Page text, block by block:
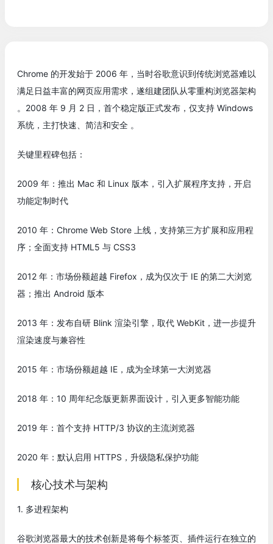
Chrome 的开发始于 2006 年，当时谷歌意识到传统浏览器难以
满足日益丰富的网页应用需求，遂组建团队从零重构浏览器架构
。2008 年 9 月 2 日，首个稳定版正式发布，仅支持 Windows
系统，主打快速、简洁和安全 。
关键里程碑包括：
2009 年：推出 Mac 和 Linux 版本，引入扩展程序支持，开启
功能定制时代
2010 年：Chrome Web Store 上线，支持第三方扩展和应用程
序；全面支持 HTML5 与 CSS3
2012 年：市场份额超越 Firefox，成为仅次于 IE 的第二大浏览
器；推出 Android 版本
2013 年：发布自研 Blink 渲染引擎，取代 WebKit，进一步提升
渲染速度与兼容性
2015 年：市场份额超越 IE，成为全球第一大浏览器
2018 年：10 周年纪念版更新界面设计，引入更多智能功能
2019 年：首个支持 HTTP/3 协议的主流浏览器
2020 年：默认启用 HTTPS，升级隐私保护功能
核心技术与架构
1. 多进程架构
谷歌浏览器最大的技术创新是将每个标签页、插件运行在独立的